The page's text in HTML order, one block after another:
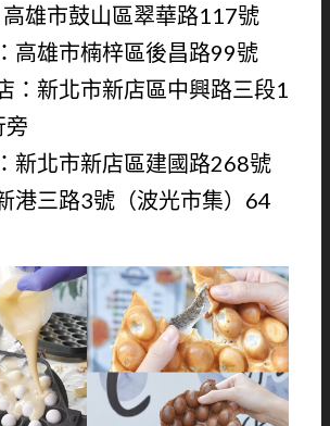
雄市鼓山區翠華路117號
高雄市楠梓區後昌路99號
：新北市新店區中興路三段1
旁
新北市新店區建國路268號
港三路3號（波光市集）64